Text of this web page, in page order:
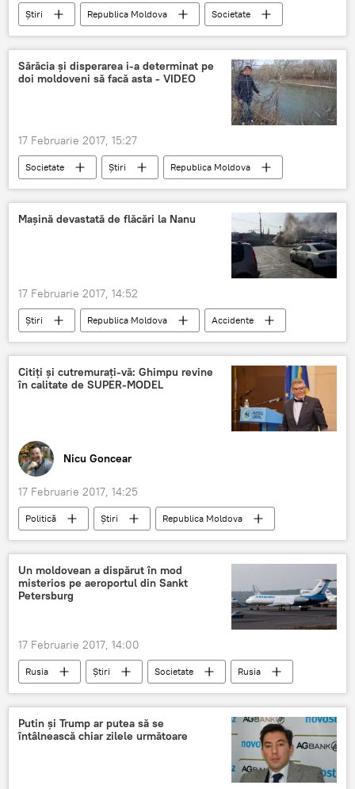
Știri Republica Moldova
Societate
Chișinău
adresare
agenți economici
zăpadă
curățat
străzile orașului
noroi
Sărăcia și disperarea i-a determinat pe
doi moldoveni să facă asta - VIDEO
17 Februarie 2017, 15:27
Societate Știri
Republica Moldova
Sputnik
Poliția de Frontieră
sărăcie
țigări
disperat
Mașină devastată de flăcări la Nanu
17 Februarie 2017, 14:52
Știri Republica Moldova
Accidente
Chişinău
mașină
flăcări
parcare
magazin
Citiți și cutremurați-vă: Ghimpu revine
în calitate de SUPER-MODEL
Nicu Goncear
17 Februarie 2017, 14:25
Politică Știri
Republica Moldova
Mihai Ghimpu
Valeriu Munteanu
Nicu Goncear
PL
Alfabetizare
Decret
Limba română
Un moldovean a dispărut în mod
misterios pe aeroportul din Sankt
Petersburg
17 Februarie 2017, 14:00
Rusia Știri Societate
Rusia
Sankt Petersburg
aeroport
dispariție misterioasă
cetățean al Moldovei
Putin și Trump ar putea să se
întâlnească chiar zilele următoare